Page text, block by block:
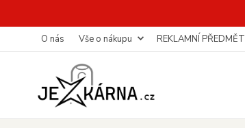
O nás Vše o nákupu REKLAMNÍ PŘEDMĚT